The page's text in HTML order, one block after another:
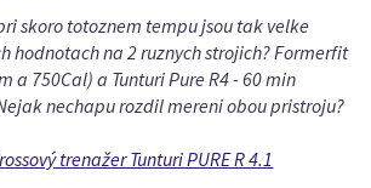
skoro totoznem tempu jsou tak velke
hodnotach na 2 ruznych strojich? Formerfit
a 750Cal) a Tunturi Pure R4 - 60 min
nechapu rozdil mereni obou pristroju?
trenažer Tunturi PURE R 4.1